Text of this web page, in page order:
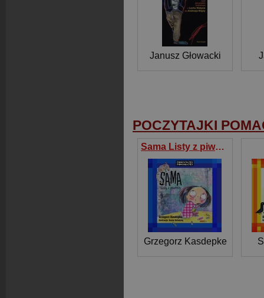
Janusz Głowacki
POCZYTAJKI
Sama Listy z piwnicy
Grzegorz Kasdepke